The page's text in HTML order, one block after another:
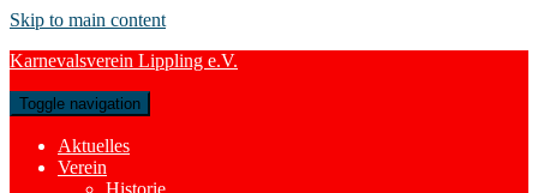
Skip to main content
Karnevalsverein Lippling e.V.
Toggle navigation
Aktuelles
Verein
Historie